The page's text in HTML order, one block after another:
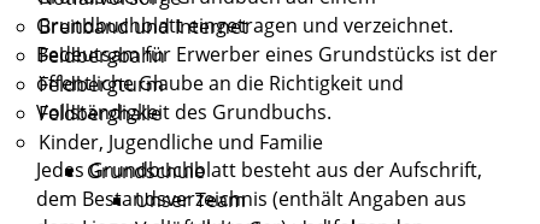
Breitband und Internet
Feldbergbahn
Feldbergturm
Feldberghalle
Kinder, Jugendliche und Familie
Grundschule
Unser Team
Grundbuchblatt eingetragen und verzeichnet.
Bedeutsam für Erwerber eines Grundstücks ist der
öffentliche Glaube an die Richtigkeit und
Vollständigkeit des Grundbuchs.
Jedes Grundbuchblatt besteht aus der Aufschrift,
dem Bestandsverzeichnis (enthält Angaben aus